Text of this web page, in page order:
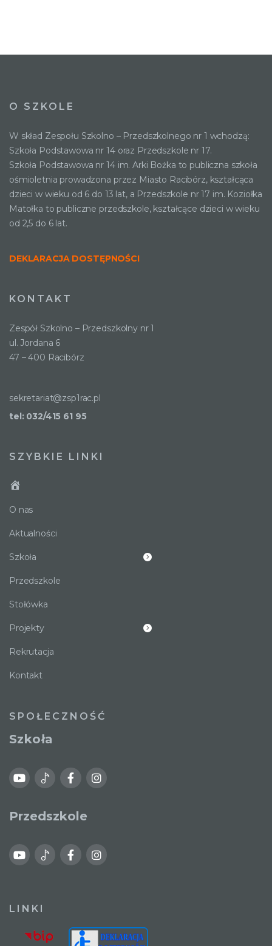
O SZKOLE
W skład Zespołu Szkolno – Przedszkolnego nr 1 wchodzą:
Szkoła Podstawowa nr 14 oraz Przedszkole nr 17.
Szkoła Podstawowa nr 14 im. Arki Bożka to publiczna szkoła
ośmioletnia prowadzona przez Miasto Racibórz, kształcąca
dzieci w wieku od 6 do 13 lat, a Przedszkole nr 17 im. Koziołka
Matołka to publiczne przedszkole, kształcące dzieci w wieku
od 2,5 do 6 lat.
DEKLARACJA DOSTĘPNOŚCI
KONTAKT
Zespół Szkolno – Przedszkolny nr 1
ul. Jordana 6
47 – 400 Racibórz
sekretariat@zsp1rac.pl
tel: 032/415 61 95
SZYBKIE LINKI
O nas
Aktualności
Szkoła
Przedszkole
Stołówka
Projekty
Rekrutacja
Kontakt
SPOŁECZNOŚĆ
Szkoła
Przedszkole
LINKI